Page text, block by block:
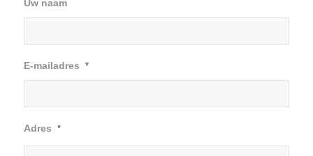
Uw naam
E-mailadres *
Adres *